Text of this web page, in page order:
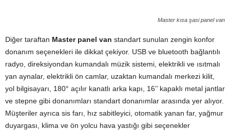
Master kısa şasi panel van
Diğer taraftan Master panel van standart sunulan zengin konfor
donanım seçenekleri ile dikkat çekiyor. USB ve bluetooth bağlantılı
radyo, direksiyondan kumandalı müzik sistemi, elektrikli ve ısıtmalı
yan aynalar, elektrikli ön camlar, uzaktan kumandalı merkezi kilit,
yol bilgisayarı, 180° açılır kanatlı arka kapı, 16’’ kapaklı metal jantlar
ve stepne gibi donanımları standart donanımlar arasında yer alıyor.
Müşteriler ayrıca sis farı, hız sabitleyici, otomatik yanan far, yağmur
duyargası, klima ve ön yolcu hava yastığı gibi seçenekler